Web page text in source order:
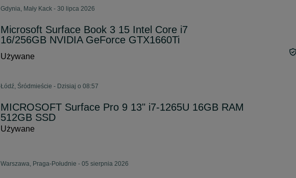
Gdynia, Mały Kack - 30 lipca 2026
Microsoft Surface Book 3 15 Intel Core i7
16/256GB NVIDIA GeForce GTX1660Ti
Używane
Łódź, Śródmieście - Dzisiaj o 08:57
MICROSOFT Surface Pro 9 13" i7-1265U 16GB RAM
512GB SSD
Używane
Warszawa, Praga-Południe - 05 sierpnia 2026